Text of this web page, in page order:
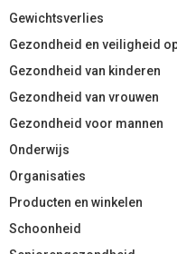
Gewichtsverlies
Gezondheid en veiligheid
Gezondheid van kinderen
Gezondheid van vrouwen
Gezondheid voor mannen
Onderwijs
Organisaties
Producten en winkelen
Schoonheid